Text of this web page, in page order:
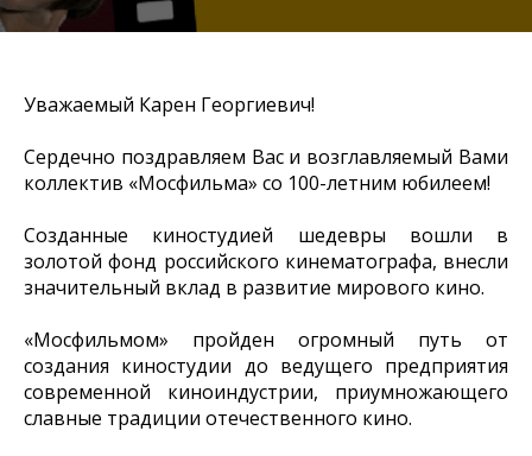
Уважаемый Карен Георгиевич!
Сердечно поздравляем Вас и возглавляемый Вами
коллектив «Мосфильма» со 100-летним юбилеем!
Созданные киностудией шедевры вошли в
золотой фонд российского кинематографа, внесли
значительный вклад в развитие мирового кино.
«Мосфильмом» пройден огромный путь от
создания киностудии до ведущего предприятия
современной киноиндустрии, приумножающего
славные традиции отечественного кино.